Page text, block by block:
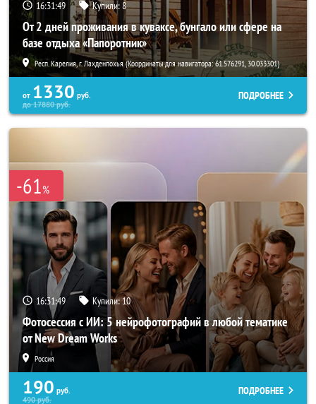
16:31:45 Купили:8
От 2 дней проживания в куваксе, бунгало или сфере на
базе отдыха «Папоротник»
Респ. Карелия, г. Лахденпохья (Координаты для навигатора: 61.576291, 30.033301)
от 1330 руб.
до17880руб.
ПОДРОБНЕЕ
-61%
16:31:45 Купили:10
Фотосессия с ИИ: 5 нейрофотографий в любой тематике
от New Dream Works
Россия
190 руб.
490руб.
ПОДРОБНЕЕ